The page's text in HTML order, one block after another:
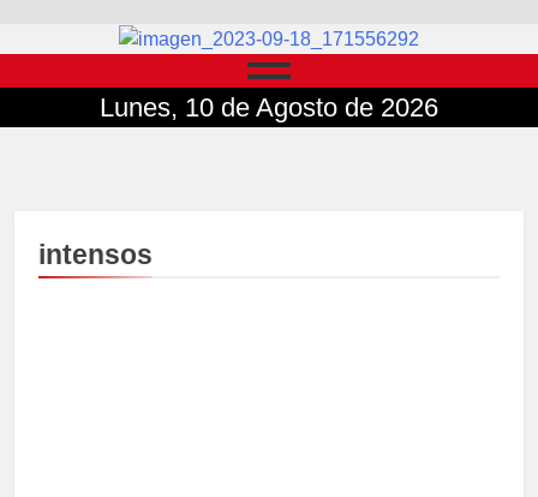
Lunes, 10 de Agosto de 2026
intensos